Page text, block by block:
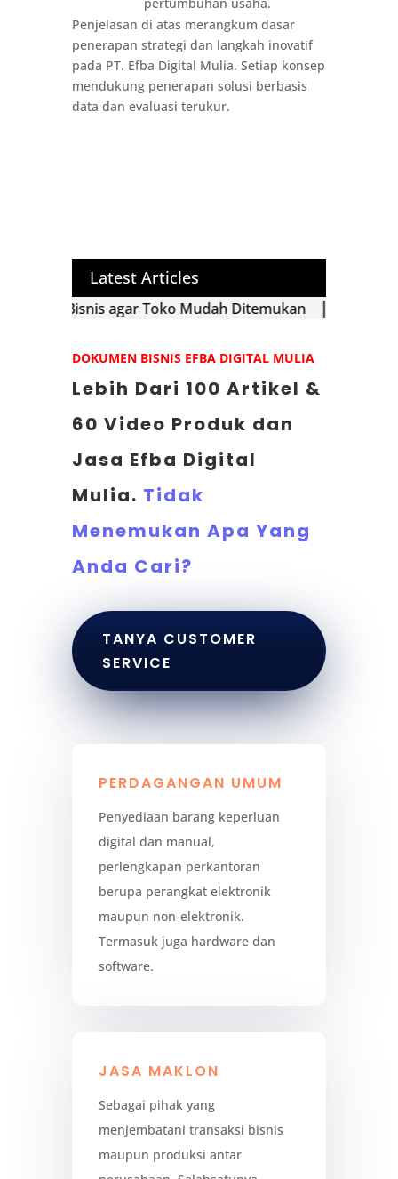
Penjelasan di atas merangkum dasar
penerapan strategi dan langkah inovatif
pada PT. Efba Digital Mulia. Setiap konsep
mendukung penerapan solusi berbasis
data dan evaluasi terukur.
Latest Articles
agar Toko Mudah Ditemukan Strategi
DOKUMEN BISNIS EFBA DIGITAL MULIA
Lebih Dari 100 Artikel &
60 Video Produk dan
Jasa Efba Digital
Mulia. Tidak
Menemukan Apa Yang
Anda Cari?
TANYA CUSTOMER
SERVICE
PERDAGANGAN UMUM
Penyediaan barang keperluan
digital dan manual,
perlengkapan perkantoran
berupa perangkat elektronik
maupun non-elektronik.
Termasuk juga hardware dan
software.
JASA MAKLON
Sebagai pihak yang
menjembatani transaksi bisnis
maupun produksi antar